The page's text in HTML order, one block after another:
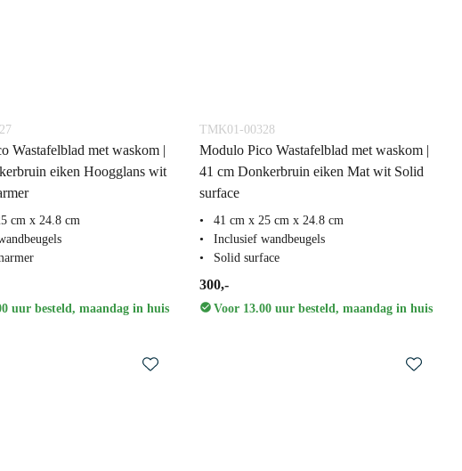
Wastafelblad met waskom |
eiken Hoogglans wit
cm x 24.8 cm
uur besteld, maandag in huis
TMK01-00328
Modulo Pico Wastafelblad met waskom |
41 cm Donkerbruin eiken Mat wit Solid
surface
41 cm x 25 cm x 24.8 cm
Inclusief wandbeugels
Solid surface
300,-
Voor 13.00 uur besteld, maandag in huis